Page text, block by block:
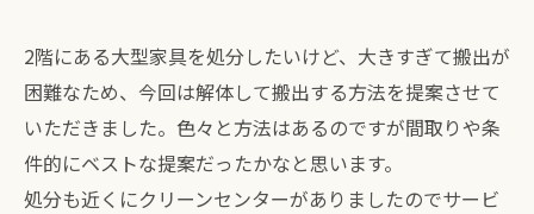
2階にある大型家具を処分したいけど、大きすぎて搬出が
困難なため、今回は解体して搬出する方法を提案させて
いただきました。色々と方法はあるのですが間取りや条
件的にベストな提案だったかなと思います。
処分も近くにクリーンセンターがありましたのでサービ